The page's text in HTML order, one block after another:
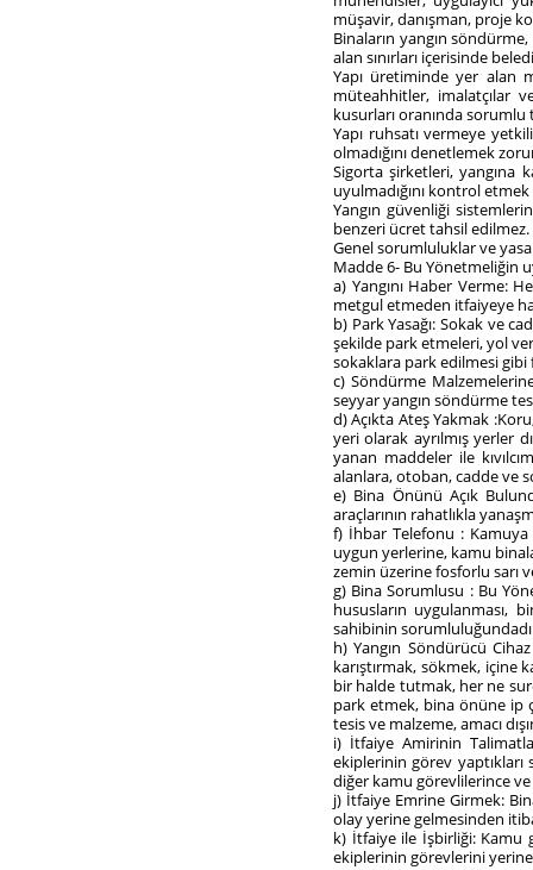
müşavir, danışman, proje
Binaların yangın
alan sınırları içerisinde
Yapı üretiminde yer alan
müteahhitler, imalatçılar
kusurları oranında
Yapı ruhsatı vermeye
olmadığını denetlemek
Sigorta şirketleri, yangına
uyulmadığını kontrol
Yangın güvenliği
benzeri ücret tahsil edilmez.
Genel sorumluluklar ve
Madde 6- Bu Yönetmeliğin
a) Yangını Haber Verme:
metgul etmeden itfaiyeye
b) Park Yasağı: Sokak ve
şekilde park etmeleri, yol
sokaklara park edilmesi gibi
c) Söndürme
seyyar yangın söndürme
d) Açıkta Ateş Yakmak
yeri olarak ayrılmış yerler
yanan maddeler ile
alanlara, otoban, cadde ve
e) Bina Önünü Açık
araçlarının rahatlıkla
f) İhbar Telefonu :
uygun yerlerine, kamu
zemin üzerine fosforlu sarı
g) Bina Sorumlusu : Bu
hususların uygulanması,
sahibinin
h) Yangın Söndürücü
karıştırmak, sökmek, içine
bir halde tutmak, her ne
park etmek, bina önüne ip
tesis ve malzeme, amacı
i) İtfaiye Amirinin
ekiplerinin görev
diğer kamu görevlilerince
j) İtfaiye Emrine Girmek:
olay yerine gelmesinden
k) İtfaiye ile İşbirliği: Kamu
ekiplerinin görevlerini yerine